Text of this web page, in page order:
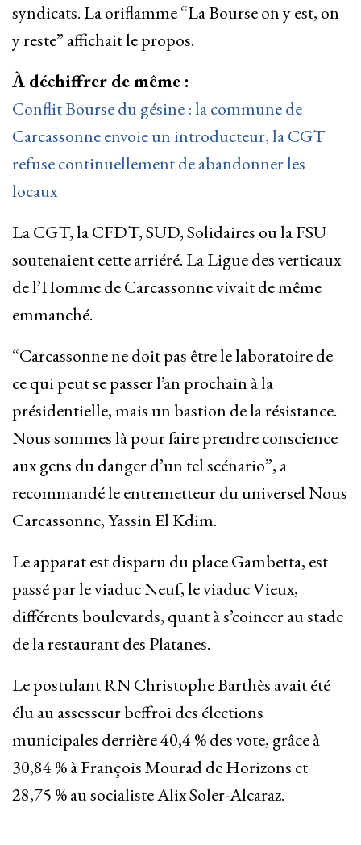
syndicats. La oriflamme “La Bourse on y est, on
y reste” affichait le propos.
À déchiffrer de même :
Conflit Bourse du gésine : la commune de
Carcassonne envoie un introducteur, la CGT
refuse continuellement de abandonner les
locaux
La CGT, la CFDT, SUD, Solidaires ou la FSU
soutenaient cette arriéré. La Ligue des verticaux
de l’Homme de Carcassonne vivait de même
emmanché.
“Carcassonne ne doit pas être le laboratoire de
ce qui peut se passer l’an prochain à la
présidentielle, mais un bastion de la résistance.
Nous sommes là pour faire prendre conscience
aux gens du danger d’un tel scénario”, a
recommandé le entremetteur du universel Nous
Carcassonne, Yassin El Kdim.
Le apparat est disparu du place Gambetta, est
passé par le viaduc Neuf, le viaduc Vieux,
différents boulevards, quant à s’coincer au stade
de la restaurant des Platanes.
Le postulant RN Christophe Barthès avait été
élu au assesseur beffroi des élections
municipales derrière 40,4 % des vote, grâce à
30,84 % à François Mourad de Horizons et
28,75 % au socialiste Alix Soler-Alcaraz.